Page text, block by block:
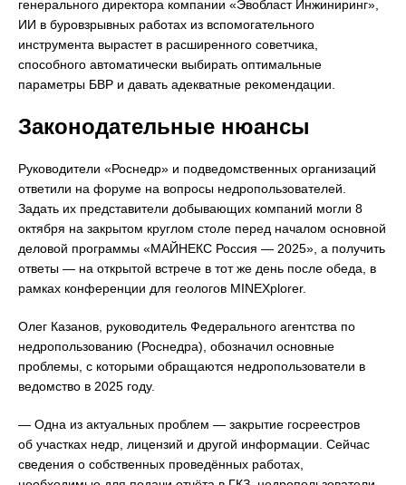
генерального директора компании «Эвобласт Инжиниринг»,
ИИ в буровзрывных работах из вспомогательного
инструмента вырастет в расширенного советчика,
способного автоматически выбирать оптимальные
параметры БВР и давать адекватные рекомендации.
Законодательные нюансы
Руководители «Роснедр» и подведомственных организаций
ответили на форуме на вопросы недропользователей.
Задать их представители добывающих компаний могли 8
октября на закрытом круглом столе перед началом основной
деловой программы «МАЙНЕКС Россия — 2025», а получить
ответы — на открытой встрече в тот же день после обеда, в
рамках конференции для геологов MINEXplorer.
Олег Казанов, руководитель Федерального агентства по
недропользованию (Роснедра), обозначил основные
проблемы, с которыми обращаются недропользователи в
ведомство в 2025 году.
— Одна из актуальных проблем — закрытие госреестров
об участках недр, лицензий и другой информации. Сейчас
сведения о собственных проведённых работах,